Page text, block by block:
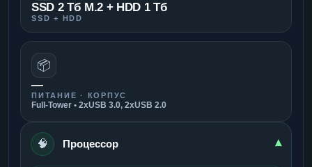
SSD 2 Тб M.2 + HDD 1 Тб
SSD + HDD
📦
—
ПИТАНИЕ · КОРПУС
Full-Tower • 2xUSB 3.0, 2xUSB 2.0
🧠 Процессор ▾